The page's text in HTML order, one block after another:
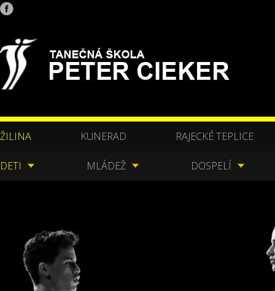
ŽILINA KUNERAD RAJECKÉ TEPLICE
DETI MLÁDEŽ DOSPELÍ